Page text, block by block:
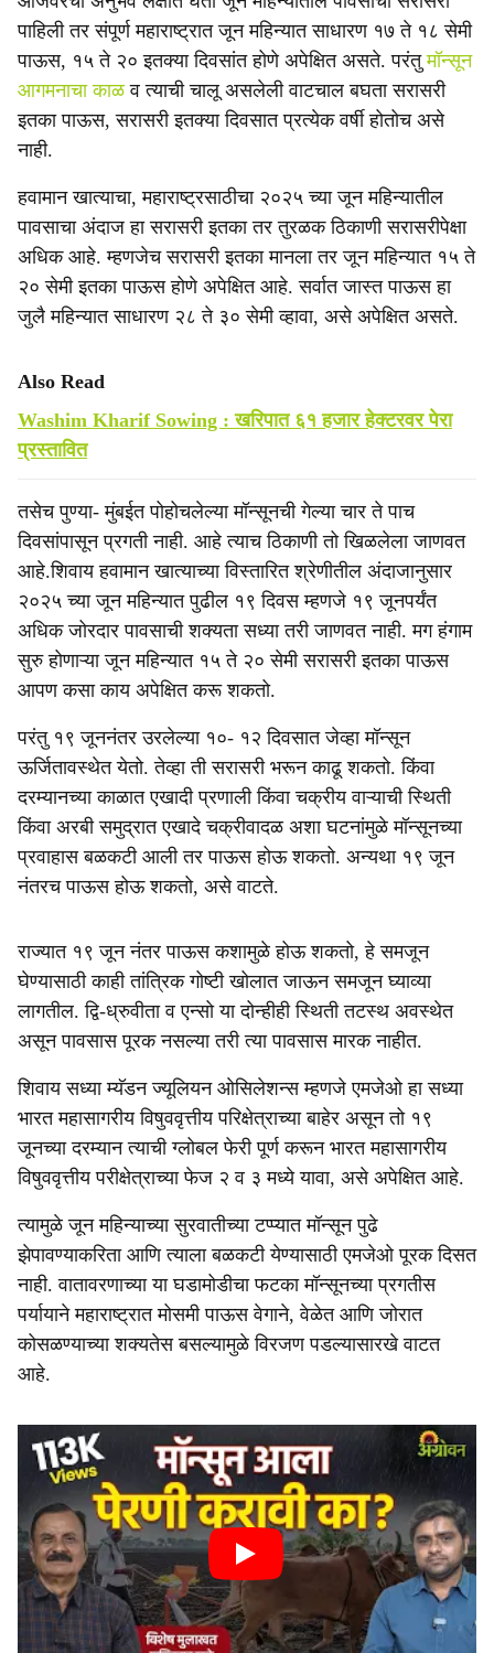
पाहिली तर संपूर्ण महाराष्ट्रात जून महिन्यात साधारण १७ ते १८ सेमी
पाऊस, १५ ते २० इतक्या दिवसांत होणे अपेक्षित असते. परंतुमॉन्सून
आगमनाचा काळव त्याची चालू असलेली वाटचाल बघता सरासरी
इतका पाऊस, सरासरी इतक्या दिवसात प्रत्येक वर्षी होतोच असे
नाही.
हवामान खात्याचा, महाराष्ट्रसाठीचा २०२५ च्या जून महिन्यातील
पावसाचा अंदाज हा सरासरी इतका तर तुरळक ठिकाणी सरासरीपेक्षा
अधिक आहे. म्हणजेच सरासरी इतका मानला तर जून महिन्यात १५ ते
२० सेमी इतका पाऊस होणे अपेक्षित आहे. सर्वात जास्त पाऊस हा
जुलै महिन्यात साधारण २८ ते ३० सेमी व्हावा, असे अपेक्षित असते.
Also Read
Washim Kharif Sowing : खरिपात ६१ हजार हेक्टरवर पेरा
प्रस्तावित
तसेच पुण्या- मुंबईत पोहोचलेल्या मॉन्सूनची गेल्या चार ते पाच
दिवसांपासून प्रगती नाही. आहे त्याच ठिकाणी तो खिळलेला जाणवत
आहे.शिवाय हवामान खात्याच्या विस्तारित श्रेणीतील अंदाजानुसार
२०२५ च्या जून महिन्यात पुढील १९ दिवस म्हणजे १९ जूनपर्यंत
अधिक जोरदार पावसाची शक्यता सध्या तरी जाणवत नाही. मग हंगाम
सुरु होणाऱ्या जून महिन्यात १५ ते २० सेमी सरासरी इतका पाऊस
आपण कसा काय अपेक्षित करू शकतो.
परंतु १९ जूननंतर उरलेल्या १०- १२ दिवसात जेव्हा मॉन्सून
ऊर्जितावस्थेत येतो. तेव्हा ती सरासरी भरून काढू शकतो. किंवा
दरम्यानच्या काळात एखादी प्रणाली किंवा चक्रीय वाऱ्याची स्थिती
किंवा अरबी समुद्रात एखादे चक्रीवादळ अशा घटनांमुळे मॉन्सूनच्या
प्रवाहास बळकटी आली तर पाऊस होऊ शकतो. अन्यथा १९ जून
नंतरच पाऊस होऊ शकतो, असे वाटते.
राज्यात १९ जून नंतर पाऊस कशामुळे होऊ शकतो, हे समजून
घेण्यासाठी काही तांत्रिक गोष्टी खोलात जाऊन समजून घ्याव्या
लागतील. द्वि-ध्रुवीता व एन्सो या दोन्हीही स्थिती तटस्थ अवस्थेत
असून पावसास पूरक नसल्या तरी त्या पावसास मारक नाहीत.
शिवाय सध्या म्यॅडन ज्यूलियन ओसिलेशन्स म्हणजे एमजेओ हा सध्या
भारत महासागरीय विषुववृत्तीय परिक्षेत्राच्या बाहेर असून तो १९
जूनच्या दरम्यान त्याची ग्लोबल फेरी पूर्ण करून भारत महासागरीय
विषुववृत्तीय परीक्षेत्राच्या फेज २ व ३ मध्ये यावा, असे अपेक्षित आहे.
त्यामुळे जून महिन्याच्या सुरवातीच्या टप्प्यात मॉन्सून पुढे
झेपावण्याकरिता आणि त्याला बळकटी येण्यासाठी एमजेओ पूरक दिसत
नाही. वातावरणाच्या या घडामोडीचा फटका मॉन्सूनच्या प्रगतीस
पर्यायाने महाराष्ट्रात मोसमी पाऊस वेगाने, वेळेत आणि जोरात
कोसळण्याच्या शक्यतेस बसल्यामुळे विरजण पडल्यासारखे वाटत
आहे.